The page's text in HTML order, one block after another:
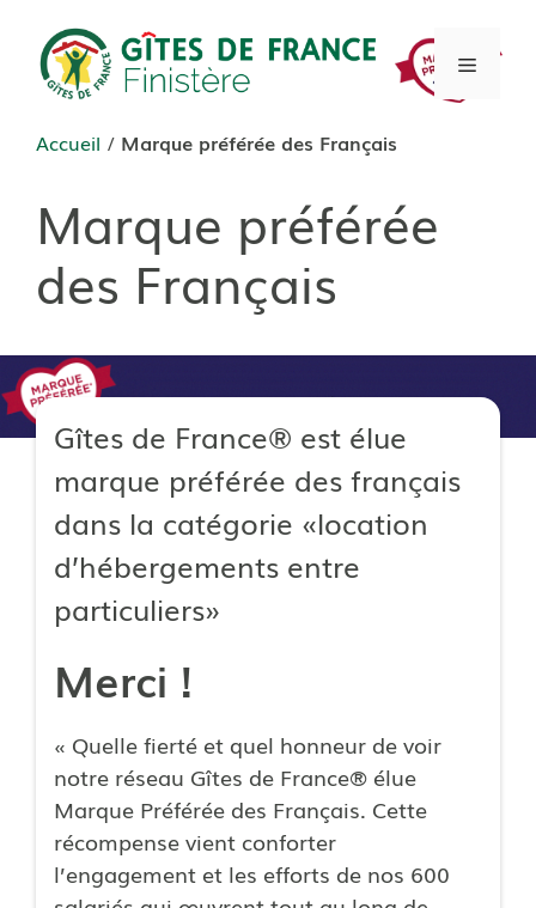
contenu
Menu
Accueil / Marque préférée des Français
Marque préférée
des Français
Gîtes de France® est élue
marque préférée des français
dans la catégorie «location
d’hébergements entre
particuliers»
Merci !
« Quelle fierté et quel honneur de voir
notre réseau Gîtes de France® élue
Marque Préférée des Français. Cette
récompense vient conforter
l’engagement et les efforts de nos 600